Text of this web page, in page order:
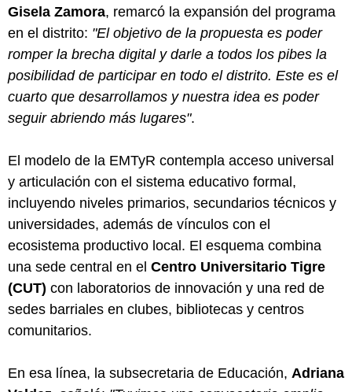
Gisela Zamora, remarcó la expansión del programa
en el distrito: "El objetivo de la propuesta es poder
romper la brecha digital y darle a todos los pibes la
posibilidad de participar en todo el distrito. Este es el
cuarto que desarrollamos y nuestra idea es poder
seguir abriendo más lugares".
El modelo de la EMTyR contempla acceso universal
y articulación con el sistema educativo formal,
incluyendo niveles primarios, secundarios técnicos y
universidades, además de vínculos con el
ecosistema productivo local. El esquema combina
una sede central en el Centro Universitario Tigre
(CUT) con laboratorios de innovación y una red de
sedes barriales en clubes, bibliotecas y centros
comunitarios.
En esa línea, la subsecretaria de Educación, Adriana